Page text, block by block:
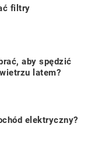
filtry
aby spędzić
latem?
elektryczny?